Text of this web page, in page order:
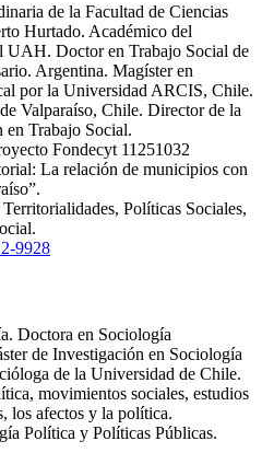
de la Facultad de Ciencias
Hurtado. Académico del
UAH. Doctor en Trabajo Social de
Argentina. Magíster en
por la Universidad ARCIS, Chile.
Valparaíso, Chile. Director de la
en Trabajo Social.
Fondecyt 11251032
La relación de municipios con
Políticas Sociales,
9928
Doctora en Sociología
de Investigación en Sociología
de la Universidad de Chile.
movimientos sociales, estudios
los afectos y la política.
Política y Políticas Públicas.